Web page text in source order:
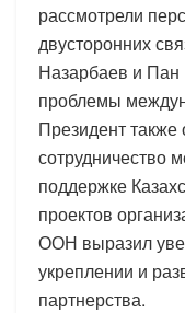
рассмотрели
двусторонних
Назарбаев и Пан
проблемы
Президент
сотрудничество
поддержке
проектов
ООН выразил
укреплении и
партнерства.